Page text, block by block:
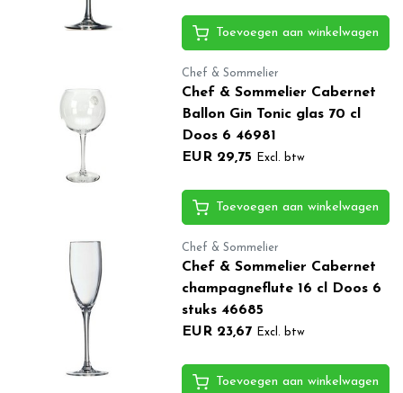
Toevoegen aan winkelwagen
Chef & Sommelier
Chef & Sommelier Cabernet
Ballon Gin Tonic glas 70 cl
Doos 6 46981
EUR 29,75
Excl. btw
Toevoegen aan winkelwagen
Chef & Sommelier
Chef & Sommelier Cabernet
champagneflute 16 cl Doos 6
stuks 46685
EUR 23,67
Excl. btw
Toevoegen aan winkelwagen